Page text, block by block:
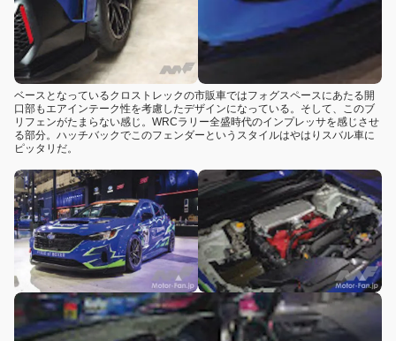
ベースとなっているクロストレックの市販車ではフォグスペースにあたる開
口部もエアインテーク性を考慮したデザインになっている。そして、このブ
リフェンがたまらない感じ。WRCラリー全盛時代のインプレッサを感じさせ
る部分。ハッチバックでこのフェンダーというスタイルはやはりスバル車に
ピッタリだ。